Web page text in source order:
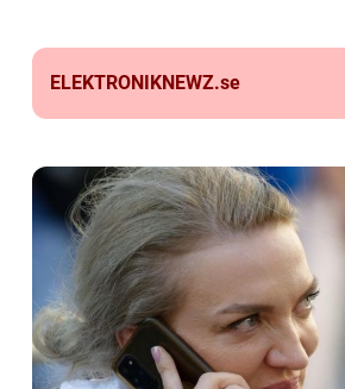
ELEKTRONIKNEWZ.se